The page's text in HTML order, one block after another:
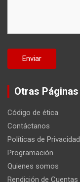
Otras Páginas
Código de ética
Contáctanos
Políticas de Privacidad
Programación
Quienes somos
Rendición de Cuentas